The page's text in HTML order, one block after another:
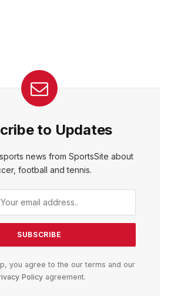
to Updates
news from SportsSite about
football and tennis.
you agree to the our terms and our
Policyagreement.